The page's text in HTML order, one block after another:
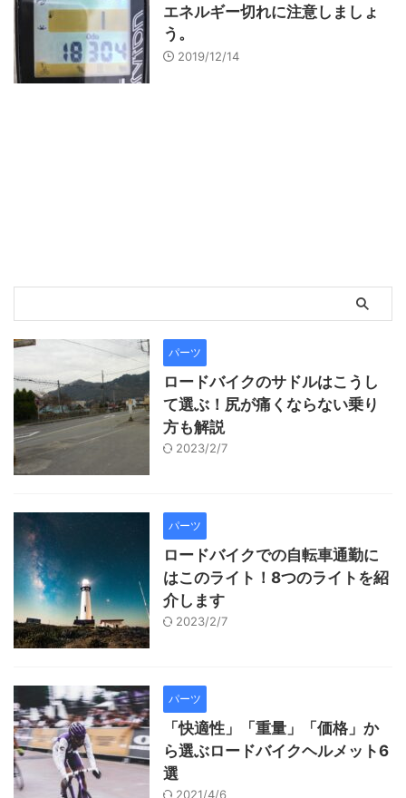
エネルギー切れに注意しましょ
う。
2019/12/14
パーツ
ロードバイクのサドルはこうし
て選ぶ！尻が痛くならない乗り
方も解説
2023/2/7
パーツ
ロードバイクでの自転車通勤に
はこのライト！8つのライトを紹
介します
2023/2/7
パーツ
「快適性」「重量」「価格」か
ら選ぶロードバイクヘルメット6
選
2021/4/6